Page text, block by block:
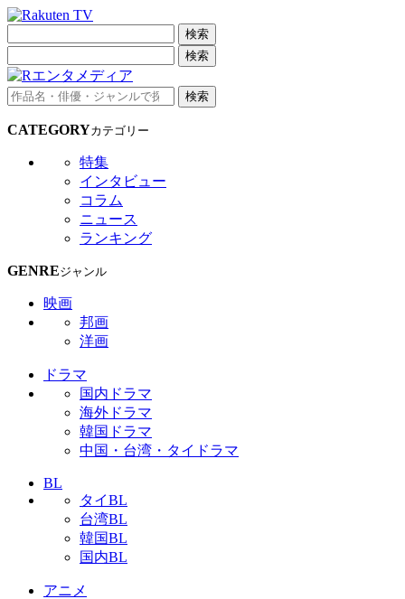
検索
検索
検索
CATEGORYカテゴリー
特集
インタビュー
コラム
ニュース
ランキング
GENREジャンル
映画
邦画
洋画
ドラマ
国内ドラマ
海外ドラマ
韓国ドラマ
中国・台湾・タイドラマ
BL
タイBL
台湾BL
韓国BL
国内BL
アニメ